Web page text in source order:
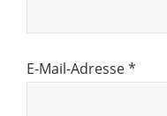
E-Mail-Adresse*